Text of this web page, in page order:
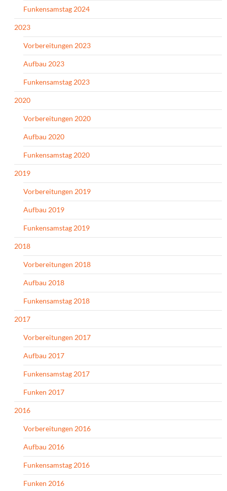
Funkensamstag 2024
2023
Vorbereitungen 2023
Aufbau 2023
Funkensamstag 2023
2020
Vorbereitungen 2020
Aufbau 2020
Funkensamstag 2020
2019
Vorbereitungen 2019
Aufbau 2019
Funkensamstag 2019
2018
Vorbereitungen 2018
Aufbau 2018
Funkensamstag 2018
2017
Vorbereitungen 2017
Aufbau 2017
Funkensamstag 2017
Funken 2017
2016
Vorbereitungen 2016
Aufbau 2016
Funkensamstag 2016
Funken 2016